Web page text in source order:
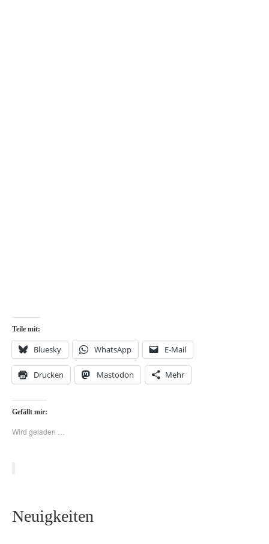
Teile mit:
Bluesky WhatsApp E-Mail
Drucken Mastodon Mehr
Gefällt mir:
Wird geladen …
Neuigkeiten